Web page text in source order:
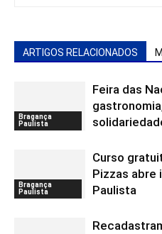
ARTIGOS RELACIONADOS
Bragança
Paulista
Feira das
Bragança
Paulista
Curso
Pizzas abre
Paulista